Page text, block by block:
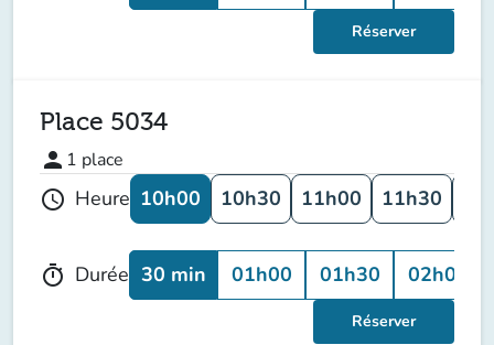
Réserver
Place 5034
person 1 place
schedule Heure 10h00 10h30 11h00 11h30
timer Durée 30 min 01h00 01h30 02h00
Réserver